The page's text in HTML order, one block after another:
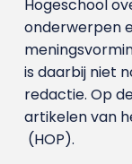
Hogeschool
onderwerpen
is daarbij niet
redactie. Op
artikelen van
(HOP).